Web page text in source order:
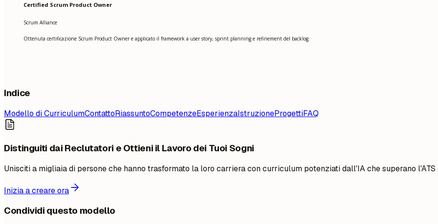
Certified Scrum Product Owner
Scrum Alliance
Ottenuta certificazione Scrum Product Owner e applicato il framework a user story, sprint planning e refinement del backlog.
Indice
Modello di CurriculumContattoRiassuntoCompetenzeEsperienzaIstruzioneProgettiFAQ
Distinguiti dai Reclutatori e Ottieni il Lavoro dei Tuoi Sogni
Unisciti a migliaia di persone che hanno trasformato la loro carriera con curriculum potenziati dall'IA che superano
Inizia a creare ora
Condividi questo modello